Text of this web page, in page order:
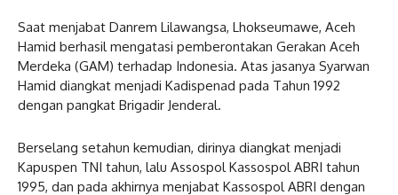
Saat menjabat Danrem Lilawangsa, Lhokseumawe, Aceh
Hamid berhasil mengatasi pemberontakan Gerakan Aceh
Merdeka (GAM) terhadap Indonesia. Atas jasanya Syarwan
Hamid diangkat menjadi Kadispenad pada Tahun 1992
dengan pangkat Brigadir Jenderal.
Berselang setahun kemudian, dirinya diangkat menjadi
Kapuspen TNI tahun, lalu Assospol Kassospol ABRI tahun
1995, dan pada akhirnya menjabat Kassospol ABRI dengan